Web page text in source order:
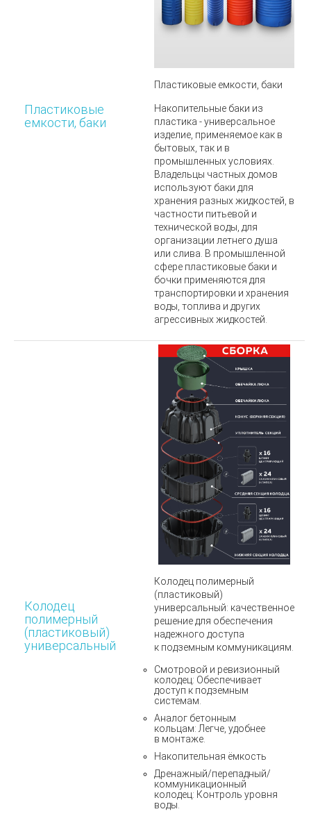
Пластиковые
емкости, баки
Пластиковые емкости, баки
Накопительные баки из
пластика - универсальное
изделие, применяемое как в
бытовых, так и в
промышленных условиях.
Владельцы частных домов
используют баки для
хранения разных жидкостей, в
частности питьевой и
технической воды, для
организации летнего душа
или слива. В промышленной
сфере пластиковые баки и
бочки применяются для
транспортировки и хранения
воды, топлива и других
агрессивных жидкостей.
Колодец
полимерный
(пластиковый)
универсальный
Колодец полимерный
(пластиковый)
универсальный: качественное
решение для обеспечения
надежного доступа
к подземным коммуникациям.
Смотровой и ревизионный
колодец: Обеспечивает
доступ к подземным
системам.
Аналог бетонным
кольцам: Легче, удобнее
в монтаже.
Накопительная ёмкость
Дренажный/перепадный/
коммуникационный
колодец: Контроль уровня
воды.